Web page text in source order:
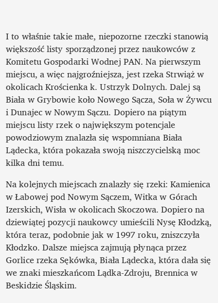
I to właśnie takie małe, niepozorne rzeczki stanowią
większość listy sporządzonej przez naukowców z
Komitetu Gospodarki Wodnej PAN. Na pierwszym
miejscu, a więc najgroźniejsza, jest rzeka Strwiąż w
okolicach Krościenka k. Ustrzyk Dolnych. Dalej są
Biała w Grybowie koło Nowego Sącza, Soła w Żywcu
i Dunajec w Nowym Sączu. Dopiero na piątym
miejscu listy rzek o największym potencjale
powodziowym znalazła się wspomniana Biała
Lądecka, która pokazała swoją niszczycielską moc
kilka dni temu.
Na kolejnych miejscach znalazły się rzeki: Kamienica
w Łabowej pod Nowym Sączem, Witka w Górach
Izerskich, Wisła w okolicach Skoczowa. Dopiero na
dziewiątej pozycji naukowcy umieścili Nysę Kłodzką,
która teraz, podobnie jak w 1997 roku, zniszczyła
Kłodzko. Dalsze miejsca zajmują płynąca przez
Gorlice rzeka Sękówka, Biała Lądecka, która dała się
we znaki mieszkańcom Lądka-Zdroju, Brennica w
Beskidzie Śląskim.